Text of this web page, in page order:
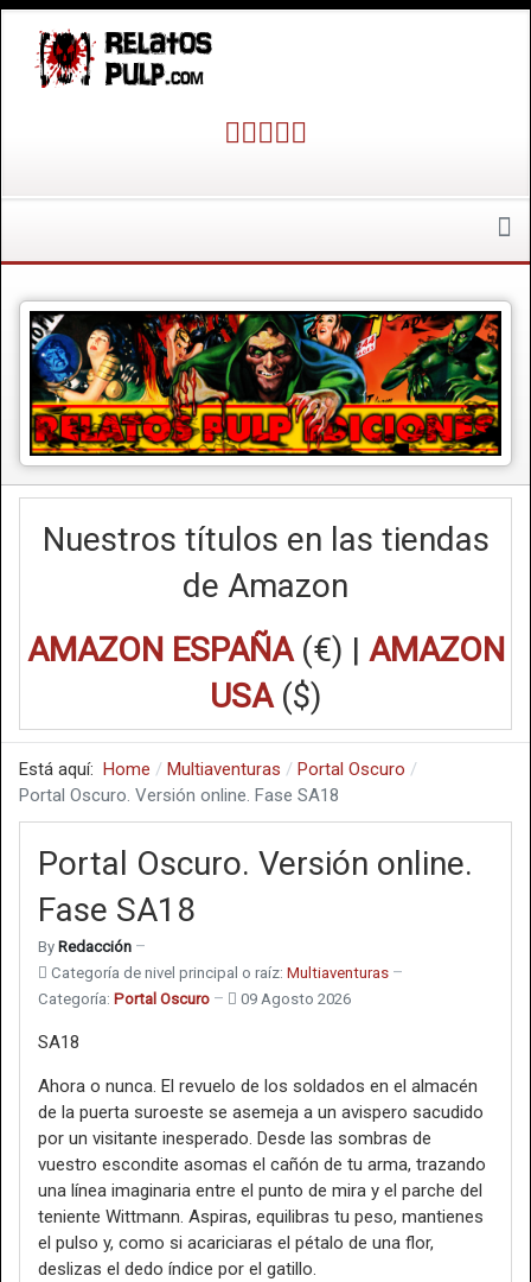
Nuestros títulos en las tiendas
de Amazon
AMAZON ESPAÑA(€) | AMAZON
USA($)
Está aquí: Home Multiaventuras
Portal Oscuro
Portal Oscuro. Versión online. Fase SA18
Portal Oscuro. Versión online.
Fase SA18
By Redacción
Categoría de nivel principal o raíz: Multiaventuras
Categoría: Portal Oscuro 09 Agosto 2026
SA18
Ahora o nunca. El revuelo de los soldados en el almacén
de la puerta suroeste se asemeja a un avispero sacudido
por un visitante inesperado. Desde las sombras de
vuestro escondite asomas el cañón de tu arma, trazando
una línea imaginaria entre el punto de mira y el parche del
teniente Wittmann. Aspiras, equilibras tu peso, mantienes
el pulso y, como si acariciaras el pétalo de una flor,
deslizas el dedo índice por el gatillo.